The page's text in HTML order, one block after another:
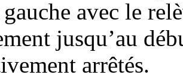
avec le
jusqu’au
arrêtés.